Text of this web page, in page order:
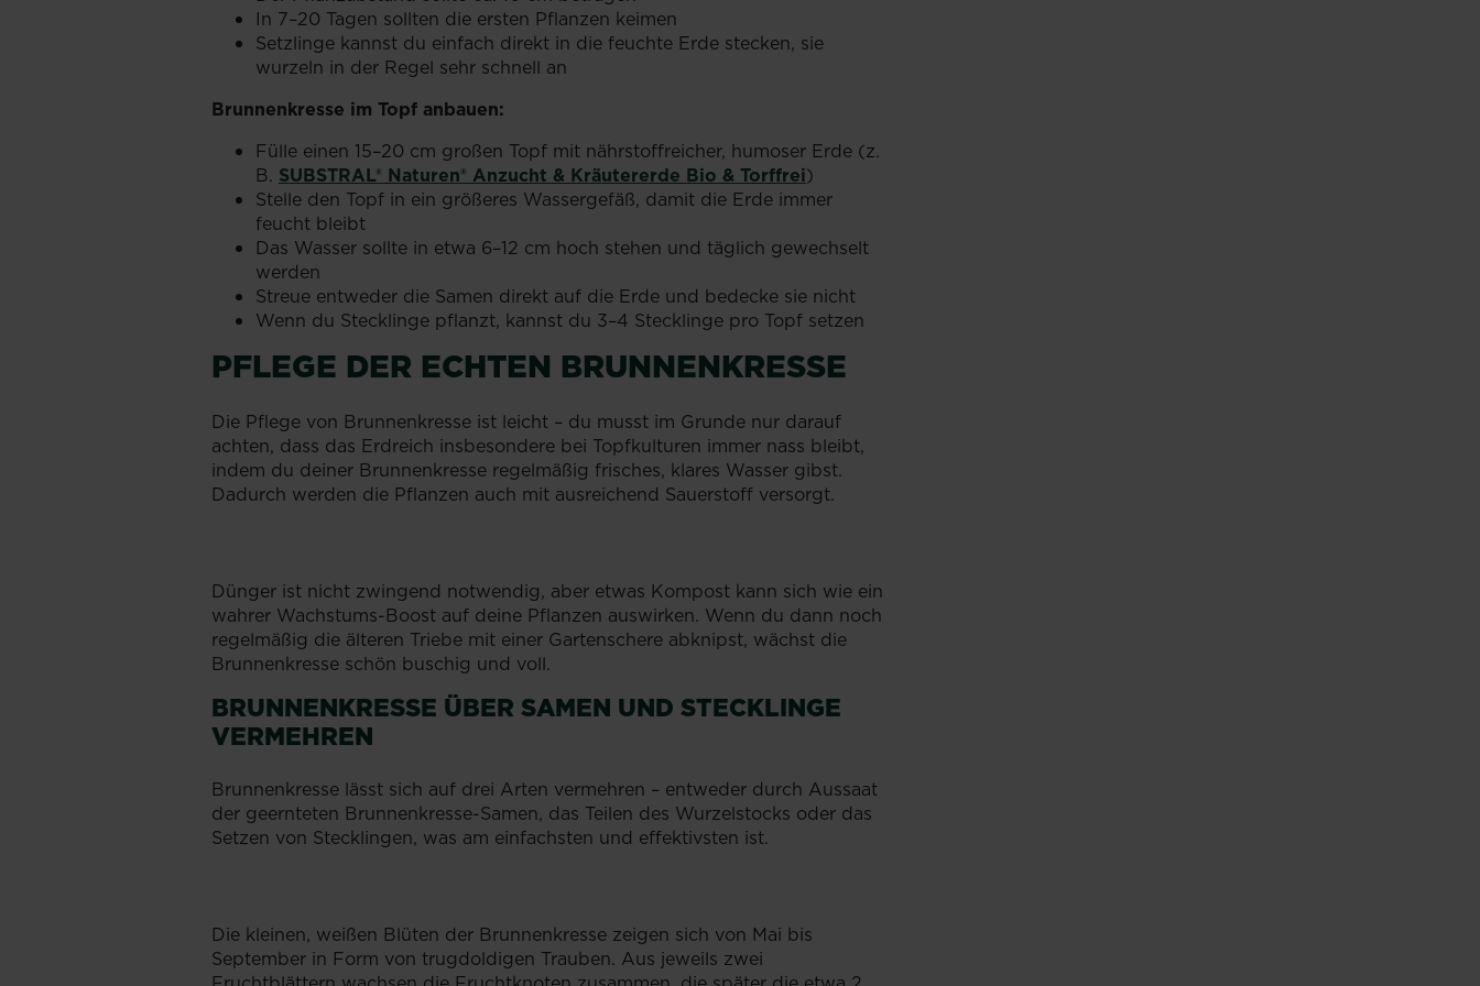
In 7–20 Tagen sollten die ersten Pflanzen keimen
Setzlinge kannst du einfach direkt in die feuchte Erde stecken, sie
wurzeln in der Regel sehr schnell an
Brunnenkresse im Topf anbauen:
Fülle einen 15–20 cm großen Topf mit nährstoffreicher, humoser Erde (z.
B. SUBSTRAL® Naturen® Anzucht & Kräutererde Bio & Torffrei)
Stelle den Topf in ein größeres Wassergefäß, damit die Erde immer
feucht bleibt
Das Wasser sollte in etwa 6–12 cm hoch stehen und täglich gewechselt
werden
Streue entweder die Samen direkt auf die Erde und bedecke sie nicht
Wenn du Stecklinge pflanzt, kannst du 3–4 Stecklinge pro Topf setzen
PFLEGE DER ECHTEN BRUNNENKRESSE
Die Pflege von Brunnenkresse ist leicht – du musst im Grunde nur darauf
achten, dass das Erdreich insbesondere bei Topfkulturen immer nass bleibt,
indem du deiner Brunnenkresse regelmäßig frisches, klares Wasser gibst.
Dadurch werden die Pflanzen auch mit ausreichend Sauerstoff versorgt.
Dünger ist nicht zwingend notwendig, aber etwas Kompost kann sich wie ein
wahrer Wachstums-Boost auf deine Pflanzen auswirken. Wenn du dann noch
regelmäßig die älteren Triebe mit einer Gartenschere abknipst, wächst die
Brunnenkresse schön buschig und voll.
BRUNNENKRESSE ÜBER SAMEN UND STECKLINGE
VERMEHREN
Brunnenkresse lässt sich auf drei Arten vermehren – entweder durch Aussaat
der geernteten Brunnenkresse-Samen, das Teilen des Wurzelstocks oder das
Setzen von Stecklingen, was am einfachsten und effektivsten ist.
Die kleinen, weißen Blüten der Brunnenkresse zeigen sich von Mai bis
September in Form von trugdoldigen Trauben. Aus jeweils zwei